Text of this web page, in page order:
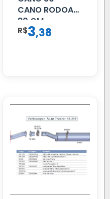
CANO RODOAR
80 CM
R$3,38